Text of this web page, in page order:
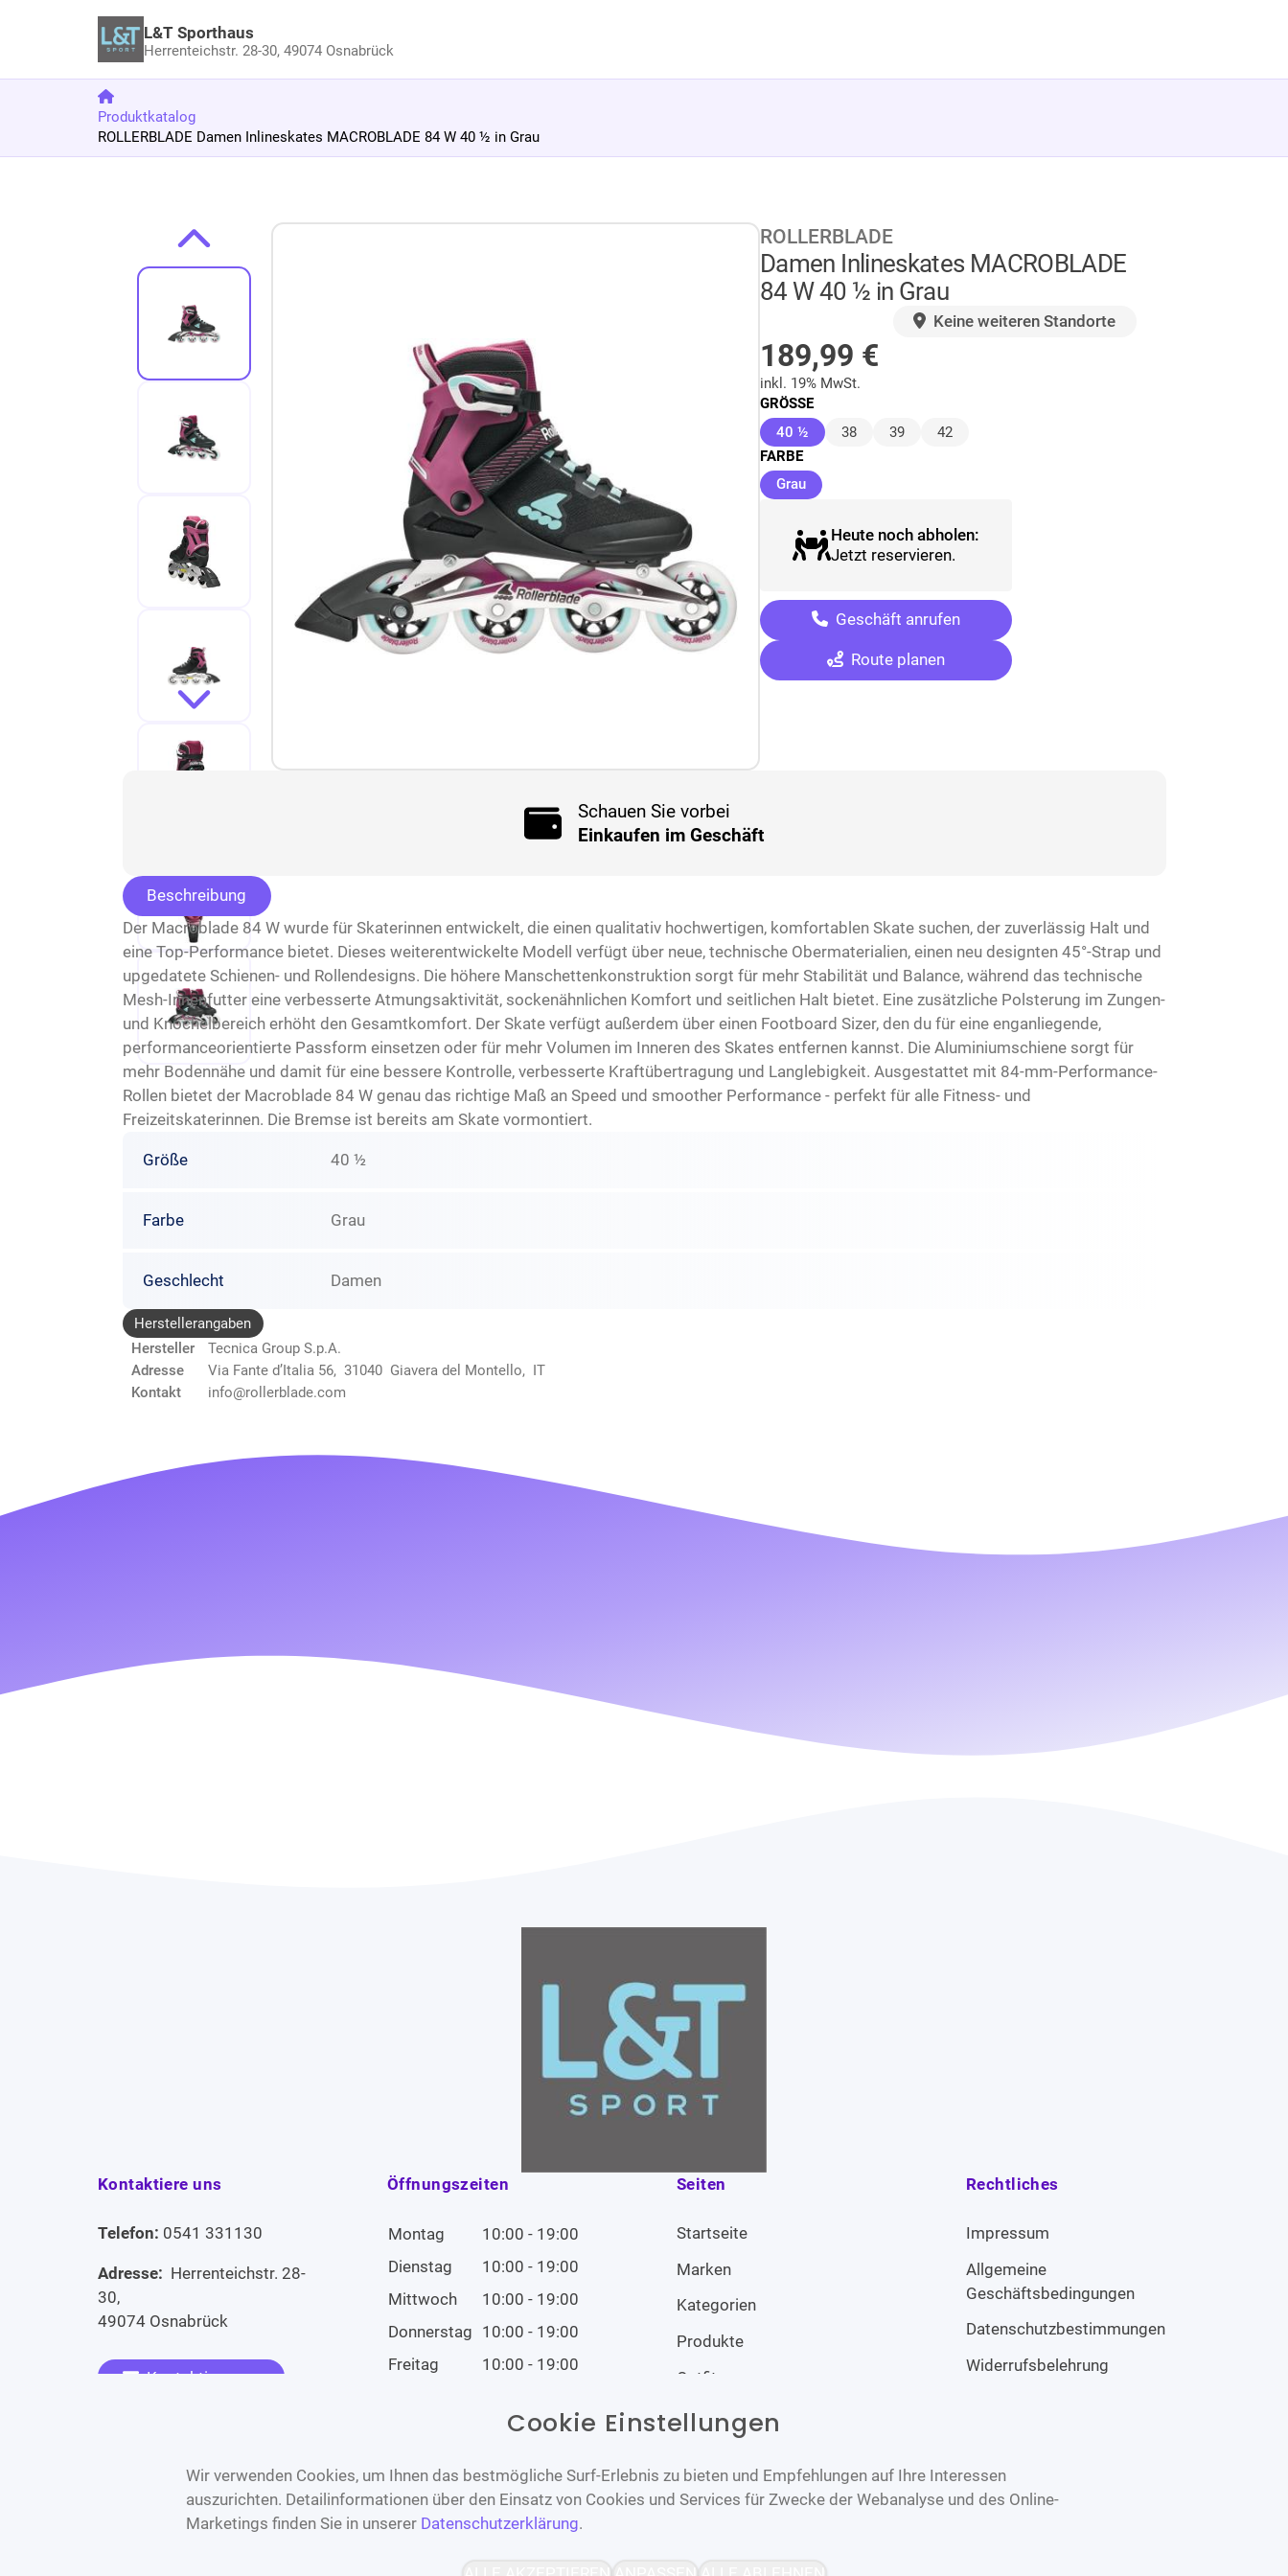
L&T Sporthaus
Herrenteichstr. 28-30,49074 Osnabrück
Produktkatalog
ROLLERBLADE Damen Inlineskates MACROBLADE 84 W 40 ½ in Grau
Zur Produktbeschreibung springen ROLLERBLADE
Damen Inlineskates MACROBLADE
84 W 40 ½ in Grau
Keine weiteren Standorte
189,99 €
inkl. 19% MwSt.
GRÖSSE
40 ½ (ausgewählt)
38 39
42
FARBE
Grau(ausgewählt)
Heute noch abholen:
Jetzt reservieren.
Geschäft anrufen
Route planen
Schauen Sie vorbei
Einkaufen im Geschäft
Beschreibung
Der Macroblade 84 W wurde für Skaterinnen entwickelt, die einen qualitativ hochwertigen, komfortablen Skate suchen, der zuverlässig Halt und
eine Top-Performance bietet. Dieses weiterentwickelte Modell verfügt über neue, technische Obermaterialien, einen neu designten 45°-Strap und
upgedatete Schienen- und Rollendesigns. Die höhere Manschettenkonstruktion sorgt für mehr Stabilität und Balance, während das technische
Mesh-Innenfutter eine verbesserte Atmungsaktivität, sockenähnlichen Komfort und seitlichen Halt bietet. Eine zusätzliche Polsterung im Zungen-
und Knöchelbereich erhöht den Gesamtkomfort. Der Skate verfügt außerdem über einen Footboard Sizer, den du für eine enganliegende,
performanceorientierte Passform einsetzen oder für mehr Volumen im Inneren des Skates entfernen kannst. Die Aluminiumschiene sorgt für
mehr Bodennähe und damit für eine bessere Kontrolle, verbesserte Kraftübertragung und Langlebigkeit. Ausgestattet mit 84-mm-Performance-
Rollen bietet der Macroblade 84 W genau das richtige Maß an Speed und smoother Performance - perfekt für alle Fitness- und
Freizeitskaterinnen. Die Bremse ist bereits am Skate vormontiert.
Größe 40 ½
Farbe Grau
Geschlecht Damen
Herstellerangaben
Hersteller
Tecnica Group S.p.A.
Adresse
Via Fante d’Italia 56, 31040 Giavera del Montello, IT
Kontakt
info@rollerblade.com
Kontaktiere uns
Telefon: 0541 331130
Adresse: Herrenteichstr. 28-
30,
49074 Osnabrück
Kontaktiere uns
Öffnungszeiten
Montag
10:00 - 19:00
Dienstag
10:00 - 19:00
Mittwoch
10:00 - 19:00
Donnerstag 10:00 - 19:00
Freitag
10:00 - 19:00
Geschlossen
Seiten
Startseite
Marken
Kategorien
Produkte
Outfits
Rechtliches
Impressum
Allgemeine
Geschäftsbedingungen
Datenschutzbestimmungen
Widerrufsbelehrung
Bereitgestellt von
Cookie Einstellungen
Wir verwenden Cookies, um Ihnen das bestmögliche Surf-Erlebnis zu bieten und Empfehlungen auf Ihre Interessen
auszurichten. Detailinformationen über den Einsatz von Cookies und Services für Zwecke der Webanalyse und des Online-
Marketings finden Sie in unserer Datenschutzerklärung.